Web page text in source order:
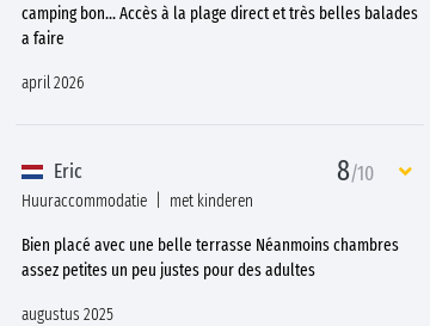
camping bon... Accès à la plage direct et très belles balades
a faire
april 2026
Eric 8/10
Huuraccommodatie met kinderen
Bien placé avec une belle terrasse Néanmoins chambres
assez petites un peu justes pour des adultes
augustus 2025